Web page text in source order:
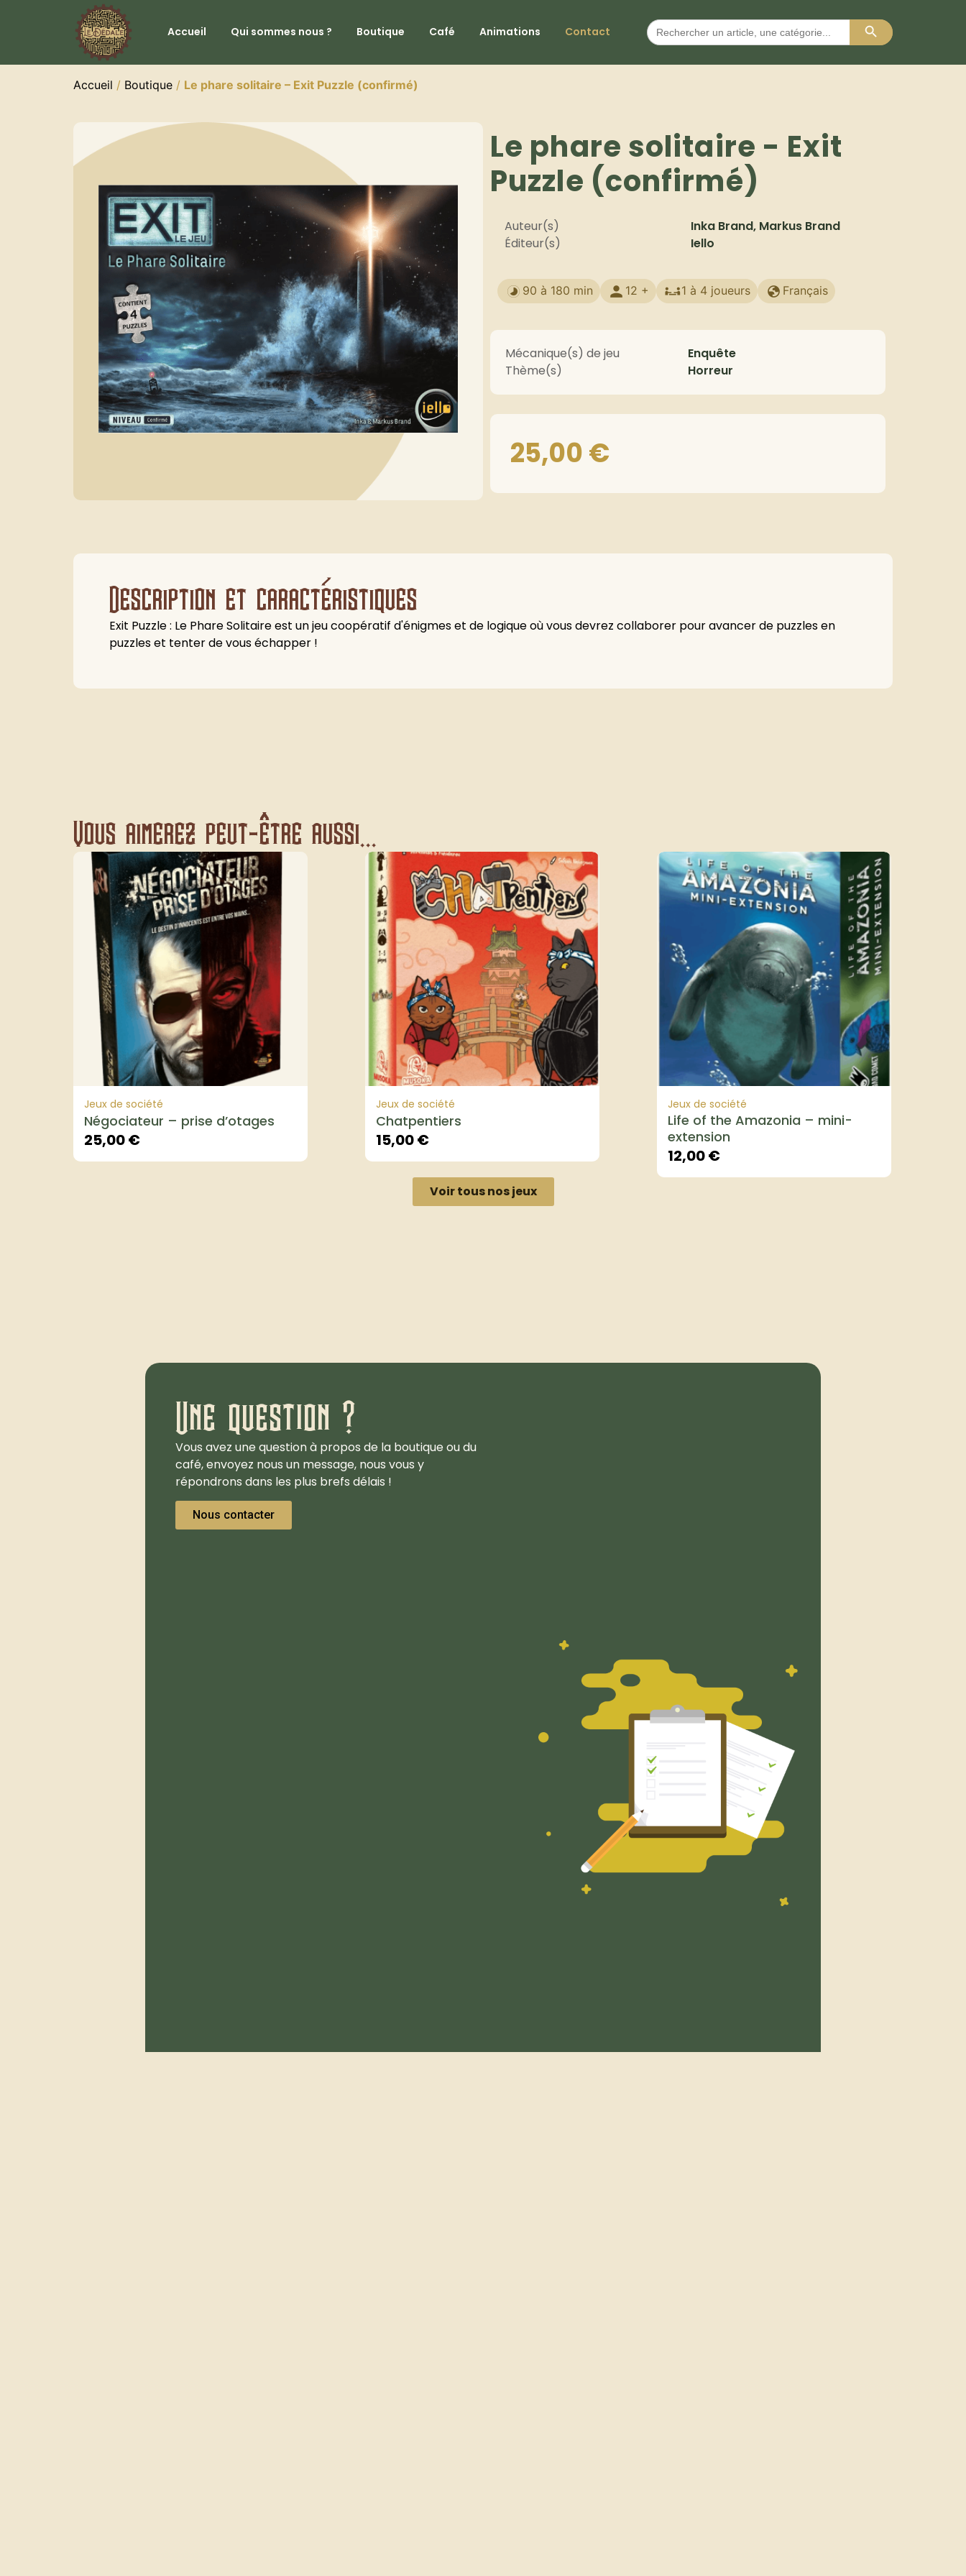
Accueil Qui sommes nous ? Boutique Café Animations Contact
Search
for:
Search Button
Accueil / Boutique / Le phare solitaire – Exit Puzzle (confirmé)
Le phare solitaire - Exit
Puzzle (confirmé)
Auteur(s)
Inka Brand, Markus Brand
Éditeur(s)
Iello
90 à 180 min 12 + 1 à 4 joueurs Français
Mécanique(s) de jeu
Enquête
Thème(s)
Horreur
25,00€
Description et caractéristiques
Exit Puzzle : Le Phare Solitaire est un jeu coopératif d'énigmes et de logique où vous devrez collaborer pour avancer de puzzles en
puzzles et tenter de vous échapper !
Vous aimerez peut-être aussi...
Jeux de société
Négociateur – prise d’otages
25,00€
Jeux de société
Chatpentiers
15,00€
Jeux de société
Life of the Amazonia – mini-
extension
12,00€
Voir tous nos jeux
Une question ?
Vous avez une question à propos de la boutique ou du
café, envoyez nous un message, nous vous y
répondrons dans les plus brefs délais !
Nous contacter